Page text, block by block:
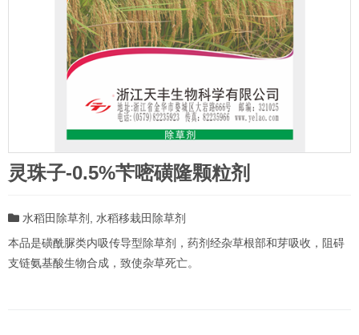
灵珠子-0.5%苄嘧磺隆颗粒剂
水稻田除草剂
水稻移栽田除草剂
本品是磺酰脲类内吸传导型除草剂，药剂经杂草根部和芽吸收，阻碍
支链氨基酸生物合成，致使杂草死亡。